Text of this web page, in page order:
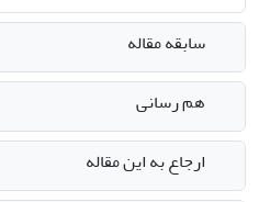
سابقه مقاله
هم رسانی
ارجاع به این مقاله